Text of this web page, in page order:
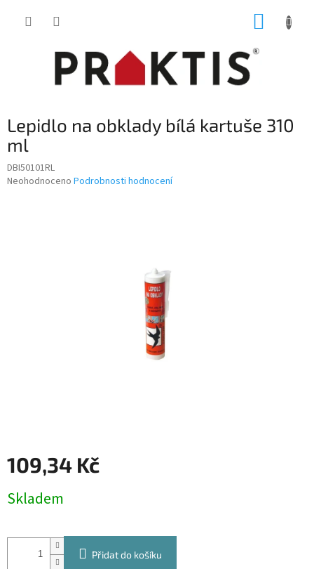
Lepidlo na obklady bílá kartuše 310
ml
DBI50101RL
Průměrné
Neohodnoceno Podrobnosti hodnocení
109,34 Kč
cena:
Skladem
Přidat do košíku